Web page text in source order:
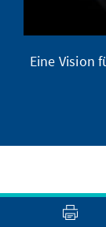
Eine Vision